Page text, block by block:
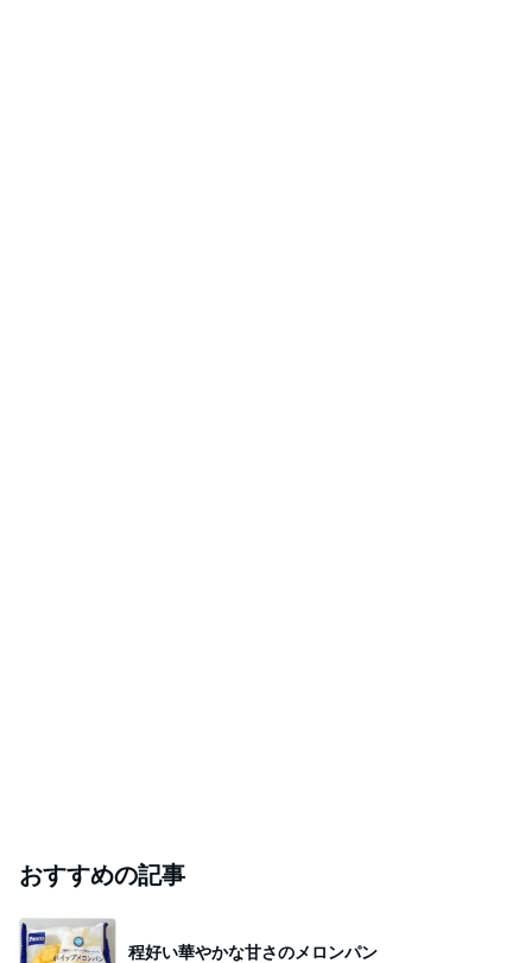
おすすめの記事
程好い華やかな甘さのメロンパン